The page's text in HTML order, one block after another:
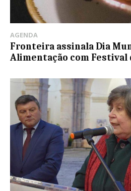
AGENDA
Fronteira assinala Dia
Alimentação com Festival